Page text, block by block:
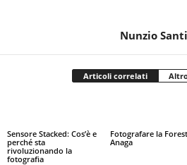
Nunzio
Articoli correlati
Sensore Stacked: Cos’è e
perché sta
rivoluzionando la
fotografia
Fotografare la
Anaga